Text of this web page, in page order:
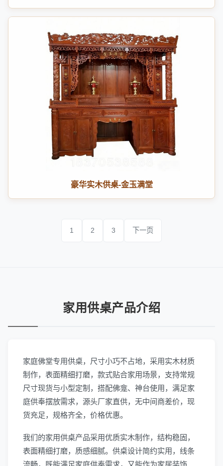
豪华实木供桌-金玉满堂
1 2 3 下一页
家用供桌产品介绍
家庭佛堂专用供桌，尺寸小巧不占地，采用实木材质
制作，表面精细打磨，款式贴合家用场景，支持常规
尺寸现货与小型定制，搭配佛龛、神台使用，满足家
庭供奉摆放需求，源头厂家直供，无中间商差价，现
货充足，规格齐全，价格优惠。
我们的家用供桌产品采用优质实木制作，结构稳固，
表面精细打磨，质感细腻。供桌设计简约实用，线条
流畅，既能满足家庭供奉需求，又能作为家居装饰